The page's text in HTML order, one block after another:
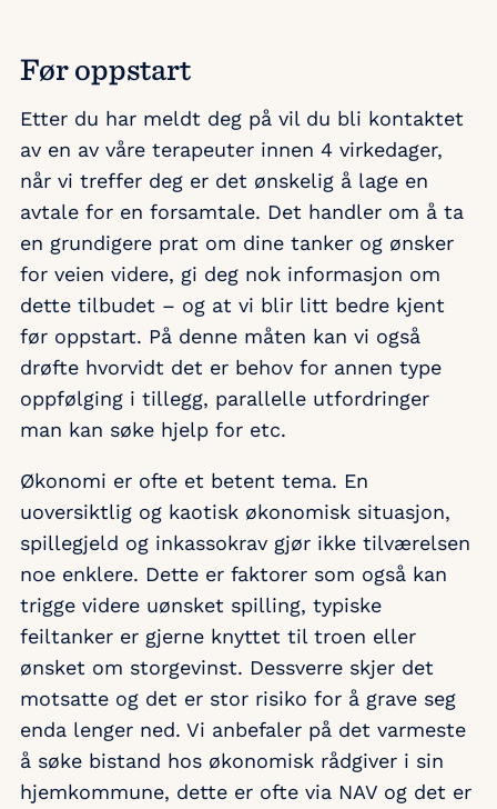
Før oppstart
Etter du har meldt deg på vil du bli kontaktet
av en av våre terapeuter innen 4 virkedager,
når vi treffer deg er det ønskelig å lage en
avtale for en forsamtale. Det handler om å ta
en grundigere prat om dine tanker og ønsker
for veien videre, gi deg nok informasjon om
dette tilbudet – og at vi blir litt bedre kjent
før oppstart. På denne måten kan vi også
drøfte hvorvidt det er behov for annen type
oppfølging i tillegg, parallelle utfordringer
man kan søke hjelp for etc.
Økonomi er ofte et betent tema. En
uoversiktlig og kaotisk økonomisk situasjon,
spillegjeld og inkassokrav gjør ikke tilværelsen
noe enklere. Dette er faktorer som også kan
trigge videre uønsket spilling, typiske
feiltanker er gjerne knyttet til troen eller
ønsket om storgevinst. Dessverre skjer det
motsatte og det er stor risiko for å grave seg
enda lenger ned. Vi anbefaler på det varmeste
å søke bistand hos økonomisk rådgiver i sin
hjemkommune, dette er ofte via NAV og det er